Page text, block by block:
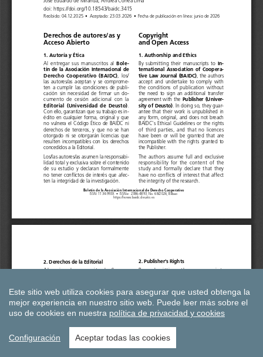
Este sitio web utiliza cookies para asegurar que usted obtenga la
mejor experiencia en nuestro sitio web. Puede leer más sobre el
uso de cookies en nuestra política de privacidad y cookies
Configuración Aceptar todas las cookies